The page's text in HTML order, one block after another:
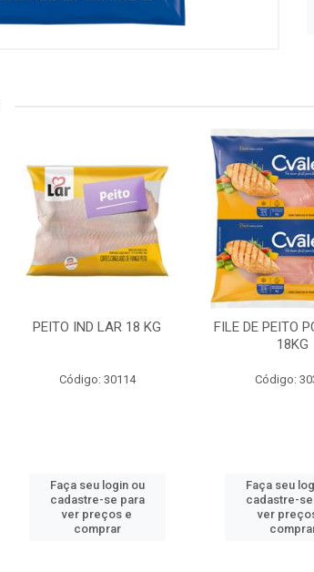
PEITO IND LAR 18 KG
Código: 30114
Faça seu login ou
cadastre-se para
ver preços e
comprar
FILE DE PEITO
18KG
Código:
Faça seu
cadastre-
ver